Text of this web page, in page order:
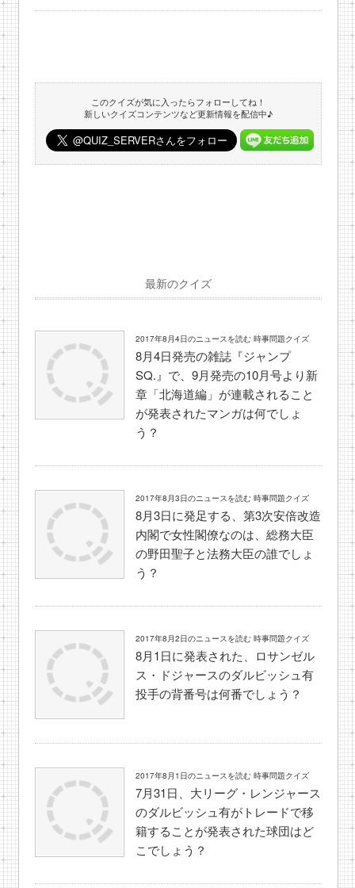
このクイズが気に入ったらフォローしてね！
新しいクイズコンテンツなど更新情報を配信中♪
最新のクイズ
2017年8月4日のニュースを読む 時事問題クイズ
8月4日発売の雑誌『ジャンプ
SQ.』で、9月発売の10月号より新
章「北海道編」が連載されること
が発表されたマンガは何でしょ
う？
2017年8月3日のニュースを読む 時事問題クイズ
8月3日に発足する、第3次安倍改造
内閣で女性閣僚なのは、総務大臣
の野田聖子と法務大臣の誰でしょ
う？
2017年8月2日のニュースを読む 時事問題クイズ
8月1日に発表された、ロサンゼル
ス・ドジャースのダルビッシュ有
投手の背番号は何番でしょう？
2017年8月1日のニュースを読む 時事問題クイズ
7月31日、大リーグ・レンジャース
のダルビッシュ有がトレードで移
籍することが発表された球団はど
こでしょう？